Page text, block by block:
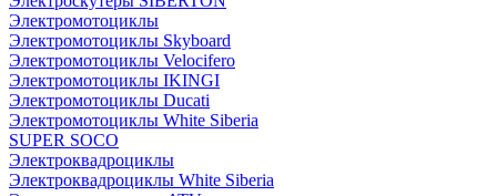
Электромотоциклы
Электромотоциклы Skyboard
Электромотоциклы Velocifero
Электромотоциклы IKINGI
Электромотоциклы Ducati
Электромотоциклы White Siberia
SUPER SOCO
Электроквадроциклы
Электроквадроциклы White Siberia